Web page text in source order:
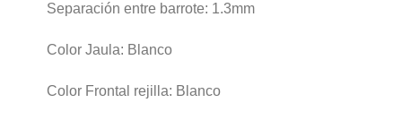
Separación entre barrote: 1.3mm
Color Jaula: Blanco
Color Frontal rejilla: Blanco